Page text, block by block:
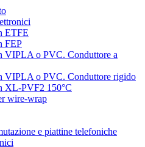
ETFE
FEP
VIPLA o PVC. Conduttore a
VIPLA o PVC. Conduttore rigido
XL-PVF2 150°C
wire-wrap
e piattine telefoniche